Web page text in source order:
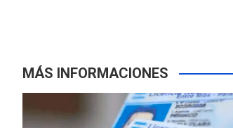
MÁS INFORMACIONES